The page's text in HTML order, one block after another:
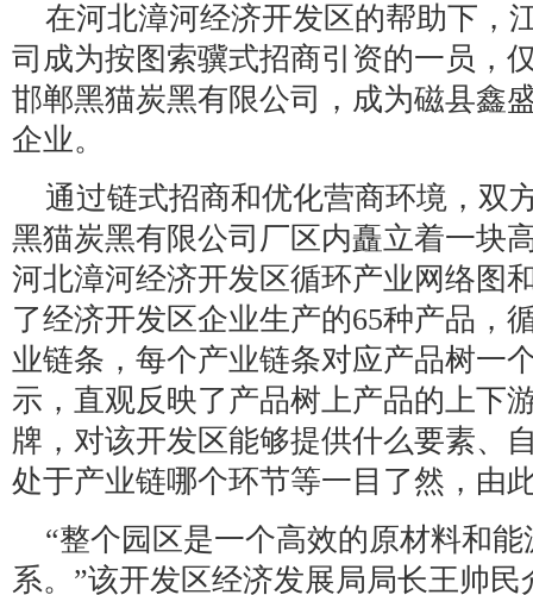
在河北漳河经济开发区的帮助下，
司成为按图索骥式招商引资的一员，
邯郸黑猫炭黑有限公司，成为磁县鑫
企业。
通过链式招商和优化营商环境，双
黑猫炭黑有限公司厂区内矗立着一块
河北漳河经济开发区循环产业网络图
了经济开发区企业生产的65种产品，
业链条，每个产业链条对应产品树一
示，直观反映了产品树上产品的上下
牌，对该开发区能够提供什么要素、
处于产业链哪个环节等一目了然，由
“整个园区是一个高效的原材料和
系。”该开发区经济发展局局长王帅